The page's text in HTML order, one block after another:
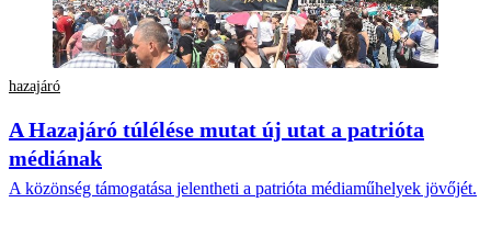
hazajáró
A Hazajáró túlélése mutat új utat a patrióta
médiának
A közönség támogatása jelentheti a patrióta médiaműhelyek jövőjét.